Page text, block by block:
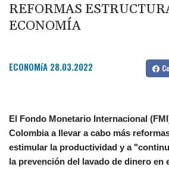
REFORMAS
ECONOMÍA
ECONOMíA 28.03.2022
El Fondo Monetario Internacional
Colombia a llevar a cabo más
estimular la productividad y a
la prevención del lavado de dinero en